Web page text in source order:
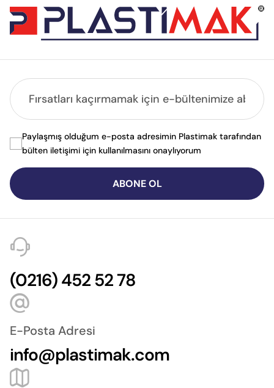
ABONE OL
Paylaşmış olduğum e-posta adresimin Plastimak tarafından
bülten iletişimi için kullanılmasını onaylıyorum
(0216) 452 52 78
E-Posta Adresi
info@plastimak.com